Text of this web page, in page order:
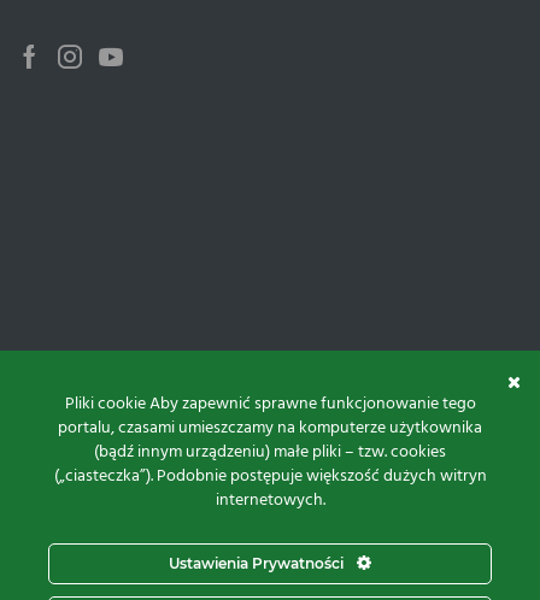
Projekt i realizacja:
Pliki cookie Aby zapewnić sprawne funkcjonowanie tego
portalu, czasami umieszczamy na komputerze użytkownika
(bądź innym urządzeniu) małe pliki – tzw. cookies
(„ciasteczka”). Podobnie postępuje większość dużych witryn
internetowych.
Ustawienia Prywatności